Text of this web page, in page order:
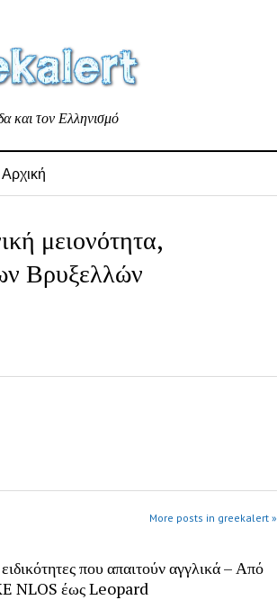
και τον Ελληνισμό
Αρχική
μειονότητα,
Βρυξελλών
More posts in greekalert »
που απαιτούν αγγλικά – Από
NLOS έως Leopard